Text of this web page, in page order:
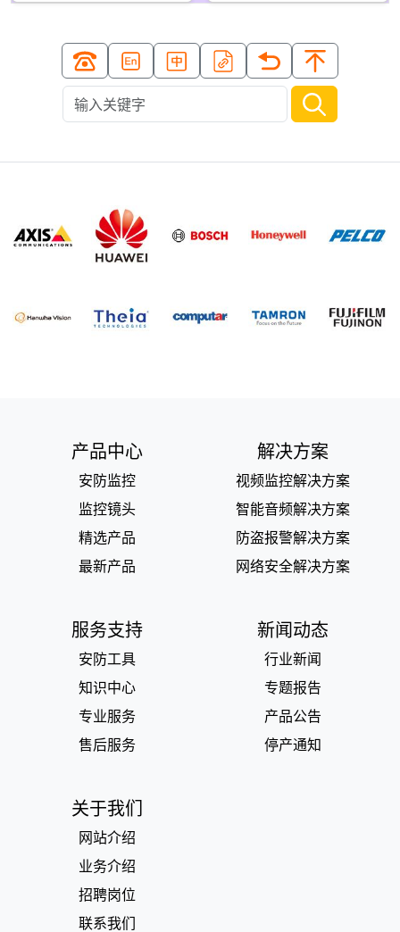
产品中心
安防监控
监控镜头
精选产品
最新产品
解决方案
视频监控解决方案
智能音频解决方案
防盗报警解决方案
网络安全解决方案
服务支持
安防工具
知识中心
专业服务
售后服务
新闻动态
行业新闻
专题报告
产品公告
停产通知
关于我们
网站介绍
业务介绍
招聘岗位
联系我们